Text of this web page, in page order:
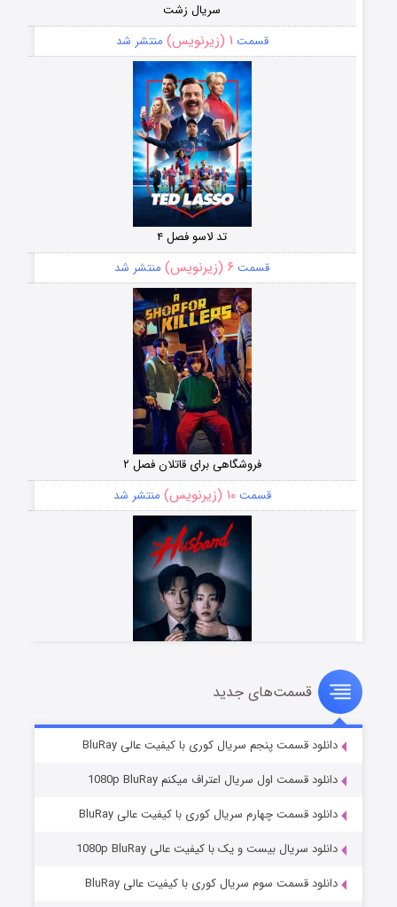
سریال زشت
قسمت ۱ (زیرنویس) منتشر شد
تد لاسو فصل ۴
قسمت ۶ (زیرنویس) منتشر شد
فروشگاهی برای قاتلان فصل ۲
قسمت۱۰ (زیرنویس) منتشر شد
قسمت۸ (زیرنویس) منتشر شد
قسمت‌های جدید
دانلود قسمت پنجم سریال کوری با کیفیت عالی BluRay
دانلود قسمت اول سریال اعتراف میکنم 1080p BluRay
دانلود قسمت چهارم سریال کوری با کیفیت عالی BluRay
دانلود سریال بیست و یک با کیفیت عالی 1080p BluRay
دانلود قسمت سوم سریال کوری با کیفیت عالی BluRay